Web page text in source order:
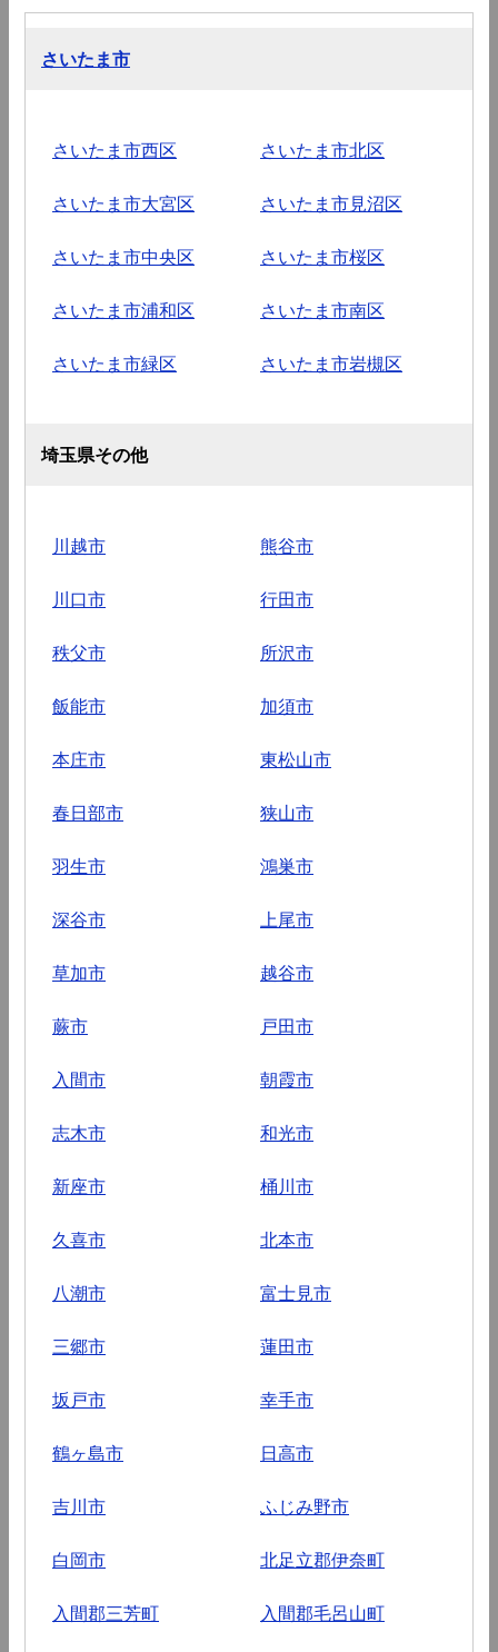
さいたま市
さいたま市西区 さいたま市北区
さいたま市大宮区 さいたま市見沼区
さいたま市中央区 さいたま市桜区
さいたま市浦和区 さいたま市南区
さいたま市緑区 さいたま市岩槻区
埼玉県その他
川越市 熊谷市
川口市 行田市
秩父市 所沢市
飯能市 加須市
本庄市 東松山市
春日部市 狭山市
羽生市 鴻巣市
深谷市 上尾市
草加市 越谷市
蕨市 戸田市
入間市 朝霞市
志木市 和光市
新座市 桶川市
久喜市 北本市
八潮市 富士見市
三郷市 蓮田市
坂戸市 幸手市
鶴ヶ島市 日高市
吉川市 ふじみ野市
白岡市 北足立郡伊奈町
入間郡三芳町 入間郡毛呂山町